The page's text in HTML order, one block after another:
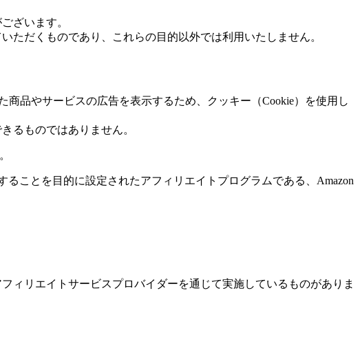
ざいます。
だくものであり、これらの目的以外では利用いたしません。
品やサービスの広告を表示するため、クッキー（Cookie）を使用し
るものではありません。
ことを目的に設定されたアフィリエイトプログラムである、Amazon
ィリエイトサービスプロバイダーを通じて実施しているものがありま